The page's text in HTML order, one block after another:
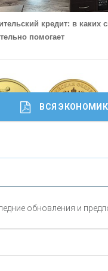
кредит: в каких
помогает
и увеличения капитала
ВСЯ
обновления и